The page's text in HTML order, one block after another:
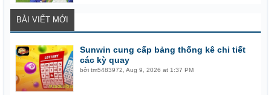
BÀI VIẾT MỚI
Sunwin cung cấp bảng thống kê chi tiết
các kỳ quay
bởitm5483972 ,Aug 9, 2026 at 1:37 PM